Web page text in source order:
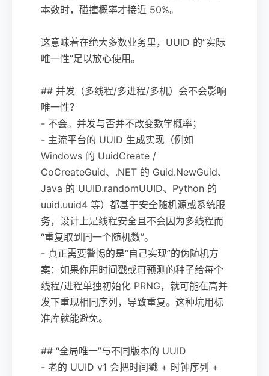
本数时，碰撞概率才接近 50%。
这意味着在绝大多数业务里，UUID 的“实际
唯一性”足以放心使用。
## 并发（多线程/多进程/多机）会不会影响
唯一性？
- 不会。并发与否并不改变数学概率；
- 主流平台的 UUID 生成实现（例如
Windows 的 UuidCreate /
CoCreateGuid、.NET 的 Guid.NewGuid、
Java 的 UUID.randomUUID、Python 的
uuid.uuid4 等）都基于安全随机源或系统服
务，设计上是线程安全且不会因为多线程而
“重复取到同一个随机数”。
- 真正需要警惕的是“自己实现”的伪随机方
案：如果你用时间戳或可预测的种子给每个
线程/进程单独初始化 PRNG，就可能在高并
发下重现相同序列，导致重复。这种坑用标
准库就能避免。
## “全局唯一”与不同版本的 UUID
- 老的 UUID v1 会把时间戳 + 时钟序列 +